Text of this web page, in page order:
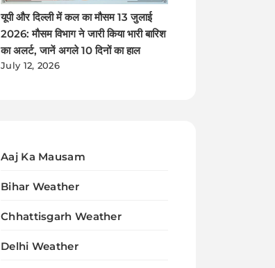
यूपी और दिल्ली में कल का मौसम 13 जुलाई
2026: मौसम विभाग ने जारी किया भारी बारिश
का अलर्ट, जानें अगले 10 दिनों का हाल
July 12, 2026
Aaj Ka Mausam
Bihar Weather
Chhattisgarh Weather
Delhi Weather